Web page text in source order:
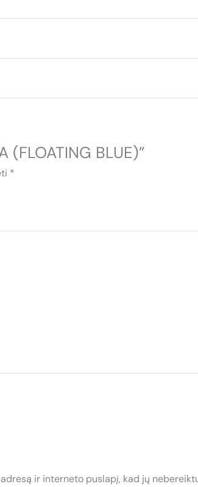
BLUE)”
*
ir interneto puslapį, kad jų